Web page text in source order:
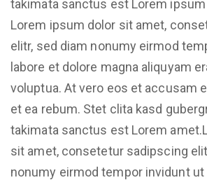
takimata sanctus est Lorem
Lorem ipsum dolor sit amet,
elitr, sed diam nonumy eirmod
labore et dolore magna aliquyam
voluptua. At vero eos et accusam
et ea rebum. Stet clita kasd
takimata sanctus est Lorem
sit amet, consetetur sadipscing
nonumy eirmod tempor invidunt ut